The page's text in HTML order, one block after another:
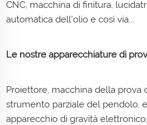
CNC, macchina di finitura,
automatica dell'olio e così via...
Le nostre apparecchiature di
Proiettore, macchina della prova
strumento parziale del pendolo,
apparecchio di gravità